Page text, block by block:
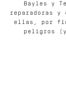
Bayles y
reparadoras y
ellas, por
peligros (y